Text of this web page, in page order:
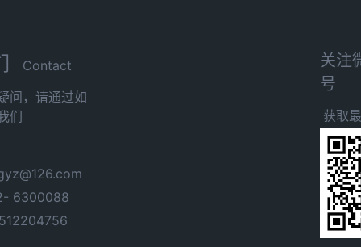
Contact
问，请通过如
们
6300088
关注
号
获取